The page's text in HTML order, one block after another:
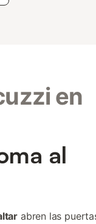
en
al
abren las